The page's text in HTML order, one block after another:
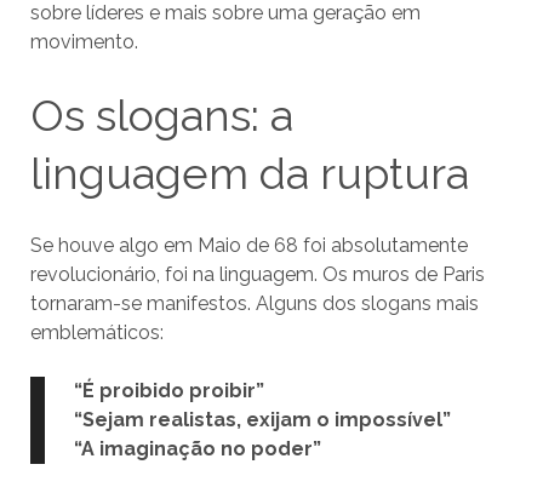
sobre líderes e mais sobre uma geração em
movimento.
Os slogans: a
linguagem da ruptura
Se houve algo em Maio de 68 foi absolutamente
revolucionário, foi na linguagem. Os muros de Paris
tornaram-se manifestos. Alguns dos slogans mais
emblemáticos:
“É proibido proibir”
“Sejam realistas, exijam o impossível”
“A imaginação no poder”